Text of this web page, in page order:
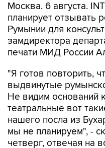
Москва. 6 августа.
планирует отзывать
Румынии для
замдиректора
печати МИД России
"Я готов повторить,
выдвинутые
Не видим оснований
театральные вот
нашего посла из
мы не планируем", -
четверг, отвечая на